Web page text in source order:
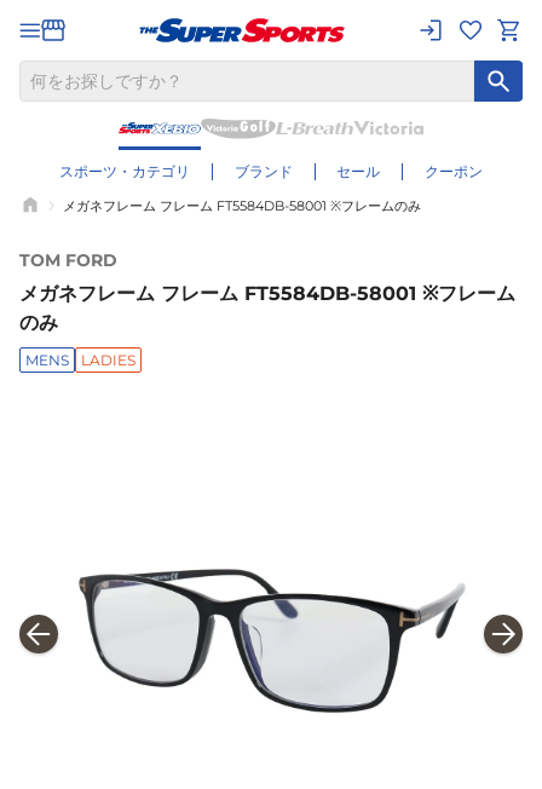
スポーツ・カテゴリ ブランド セール クーポン
メガネフレーム フレーム FT5584DB-58001 ※フレームのみ
TOM FORD
メガネフレーム フレーム FT5584DB-58001 ※フレーム
のみ
MENS LADIES